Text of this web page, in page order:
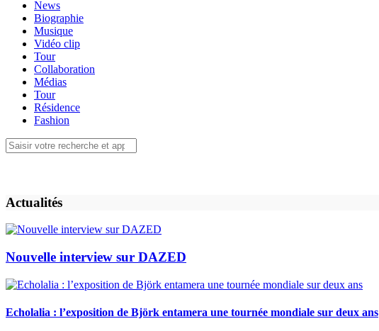
News
Biographie
Musique
Vidéo clip
Tour
Collaboration
Médias
Tour
Résidence
Fashion
Actualités
Nouvelle interview sur DAZED
Echolalia : l’exposition de Björk entamera une tournée mondiale sur deux ans